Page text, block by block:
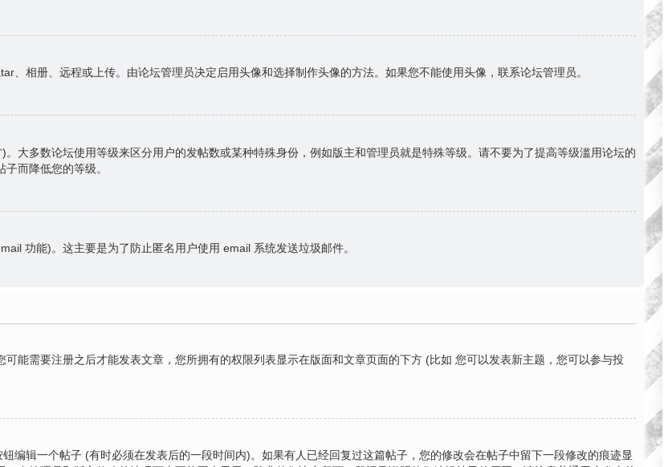
、相册、远程或上传。由论坛管理员决定启用头像和选择制作头像的方法。如果您不能使用头像，联系论坛管理员。
大多数论坛使用等级来区分用户的发帖数或某种特殊身份，例如版主和管理员就是特殊等级。请不要为了提高等级滥用论坛的
而降低您的等级。
功能)。这主要是为了防止匿名用户使用 email 系统发送垃圾邮件。
能需要注册之后才能发表文章，您所拥有的权限列表显示在版面和文章页面的下方 (比如 您可以发表新主题，您可以参与投
编辑一个帖子 (有时必须在发表后的一段时间内)。如果有人已经回复过这篇帖子，您的修改会在帖子中留下一段修改的痕迹显